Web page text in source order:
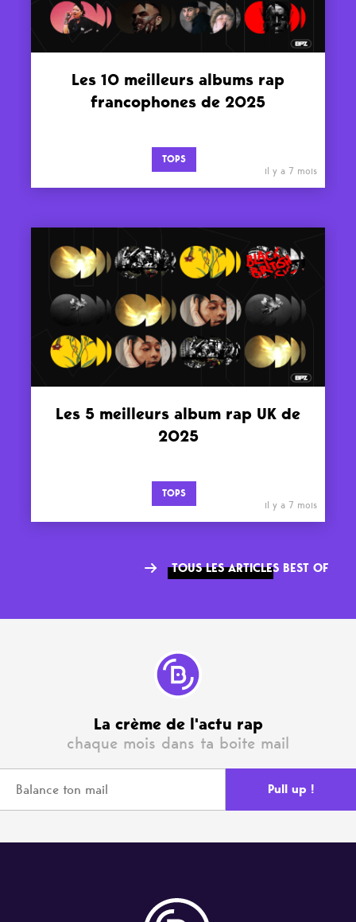
Les 10 meilleurs albums rap
francophones de 2025
TOPS
il y a 7 mois
Les 5 meilleurs album rap UK de
2025
TOPS
il y a 7 mois
TOUS LES ARTICLES BEST OF
La crème de l'actu rap
chaque mois dans ta boite mail